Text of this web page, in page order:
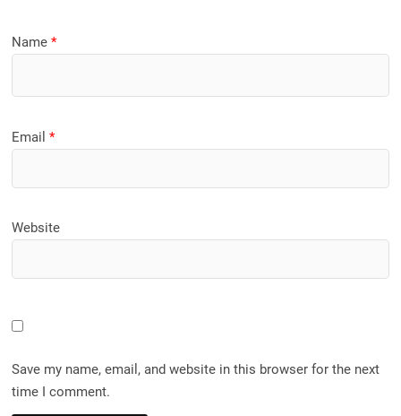
Name*
Email*
Website
Save my name, email, and website in this browser for the next
time I comment.